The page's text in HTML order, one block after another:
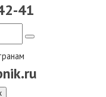
41